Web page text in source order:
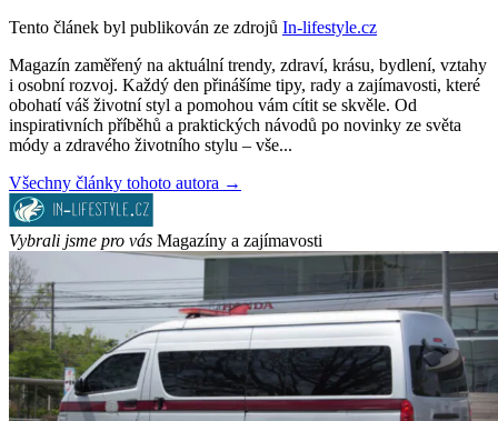
Tento článek byl publikován ze zdrojů In-lifestyle.cz
Magazín zaměřený na aktuální trendy, zdraví, krásu, bydlení, vztahy
i osobní rozvoj. Každý den přinášíme tipy, rady a zajímavosti, které
obohatí váš životní styl a pomohou vám cítit se skvěle. Od
inspirativních příběhů a praktických návodů po novinky ze světa
módy a zdravého životního stylu – vše...
Všechny články tohoto autora →
Vybrali jsme pro vás Magazíny a zajímavosti